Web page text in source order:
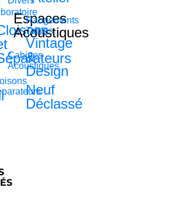
Espaces
Acoustiques
Cabines
Acoustiques
Rangements
Tables
Vintage
&
Design
Neuf
Déclassé